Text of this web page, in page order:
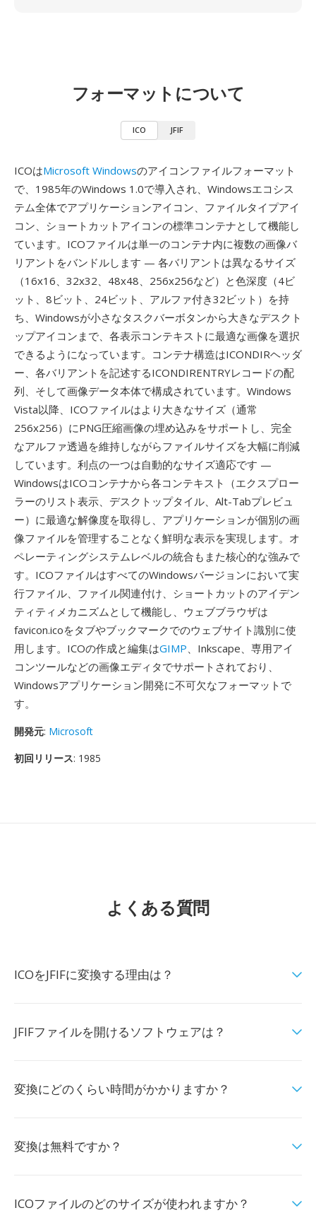
フォーマットについて
ICO JFIF
ICOはMicrosoft Windowsのアイコンファイルフォーマット
で、1985年のWindows 1.0で導入され、Windowsエコシス
テム全体でアプリケーションアイコン、ファイルタイプアイ
コン、ショートカットアイコンの標準コンテナとして機能し
ています。ICOファイルは単一のコンテナ内に複数の画像バ
リアントをバンドルします — 各バリアントは異なるサイズ
（16x16、32x32、48x48、256x256など）と色深度（4ビ
ット、8ビット、24ビット、アルファ付き32ビット）を持
ち、Windowsが小さなタスクバーボタンから大きなデスクト
ップアイコンまで、各表示コンテキストに最適な画像を選択
できるようになっています。コンテナ構造はICONDIRヘッダ
ー、各バリアントを記述するICONDIRENTRYレコードの配
列、そして画像データ本体で構成されています。Windows
Vista以降、ICOファイルはより大きなサイズ（通常
256x256）にPNG圧縮画像の埋め込みをサポートし、完全
なアルファ透過を維持しながらファイルサイズを大幅に削減
しています。利点の一つは自動的なサイズ適応です —
WindowsはICOコンテナから各コンテキスト（エクスプロー
ラーのリスト表示、デスクトップタイル、Alt-Tabプレビュ
ー）に最適な解像度を取得し、アプリケーションが個別の画
像ファイルを管理することなく鮮明な表示を実現します。オ
ペレーティングシステムレベルの統合もまた核心的な強みで
す。ICOファイルはすべてのWindowsバージョンにおいて実
行ファイル、ファイル関連付け、ショートカットのアイデン
ティティメカニズムとして機能し、ウェブブラウザは
favicon.icoをタブやブックマークでのウェブサイト識別に使
用します。ICOの作成と編集はGIMP、Inkscape、専用アイ
コンツールなどの画像エディタでサポートされており、
Windowsアプリケーション開発に不可欠なフォーマットで
す。
開発元: Microsoft
初回リリース: 1985
よくある質問
ICOをJFIFに変換する理由は？
JFIFファイルを開けるソフトウェアは？
変換にどのくらい時間がかかりますか？
変換は無料ですか？
ICOファイルのどのサイズが使われますか？